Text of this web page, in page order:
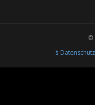
©
§